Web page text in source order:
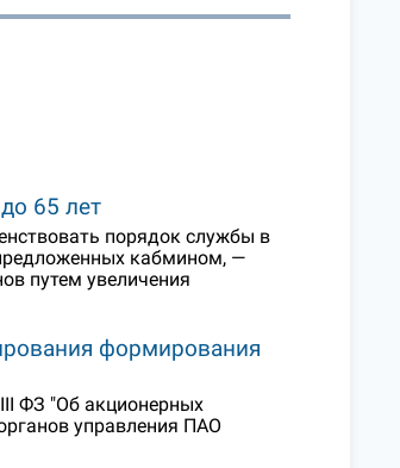
65 лет
порядок службы в
кабмином, —
путем увеличения
формирования
ФЗ "Об акционерных
управления ПАО